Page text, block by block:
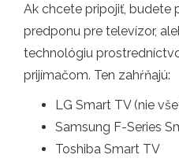
Ak chcete pripojiť, budete
predponu pre televízor,
technológiu
prijímačom. Ten zahŕňajú:
LG Smart TV (nie
Samsung F-Series
Toshiba Smart TV